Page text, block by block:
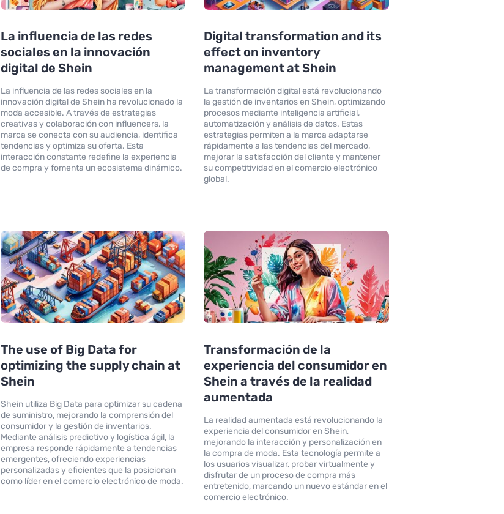
La influencia de las redes
sociales en la innovación
digital de Shein
La influencia de las redes sociales en la
innovación digital de Shein ha revolucionado la
moda accesible. A través de estrategias
creativas y colaboración con influencers, la
marca se conecta con su audiencia, identifica
tendencias y optimiza su oferta. Esta
interacción constante redefine la experiencia
de compra y fomenta un ecosistema dinámico.
Digital transformation and its
effect on inventory
management at Shein
La transformación digital está revolucionando
la gestión de inventarios en Shein, optimizando
procesos mediante inteligencia artificial,
automatización y análisis de datos. Estas
estrategias permiten a la marca adaptarse
rápidamente a las tendencias del mercado,
mejorar la satisfacción del cliente y mantener
su competitividad en el comercio electrónico
global.
The use of Big Data for
optimizing the supply chain at
Shein
Shein utiliza Big Data para optimizar su cadena
de suministro, mejorando la comprensión del
consumidor y la gestión de inventarios.
Mediante análisis predictivo y logística ágil, la
empresa responde rápidamente a tendencias
emergentes, ofreciendo experiencias
personalizadas y eficientes que la posicionan
como líder en el comercio electrónico de moda.
Transformación de la
experiencia del consumidor en
Shein a través de la realidad
aumentada
La realidad aumentada está revolucionando la
experiencia del consumidor en Shein,
mejorando la interacción y personalización en
la compra de moda. Esta tecnología permite a
los usuarios visualizar, probar virtualmente y
disfrutar de un proceso de compra más
entretenido, marcando un nuevo estándar en el
comercio electrónico.